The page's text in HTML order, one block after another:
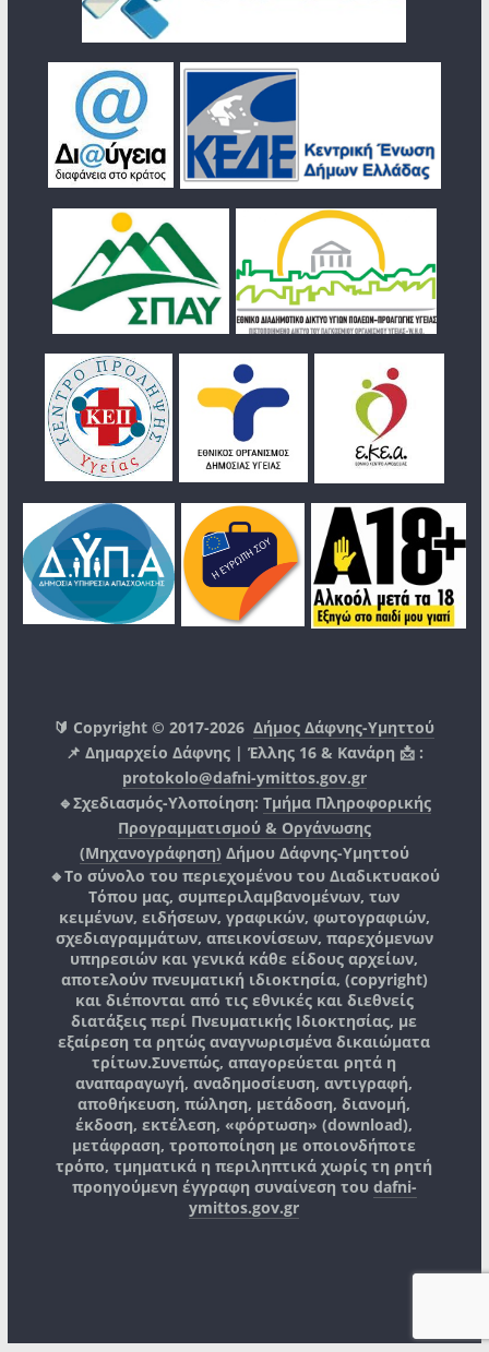
🔰 Copyright © 2017-2026Δήμος Δάφνης-Υμηττού
📌 Δημαρχείο Δάφνης | Έλλης 16 & Κανάρη 📩 :
protokolo@dafni-ymittos.gov.gr
🔹Σχεδιασμός-Υλοποίηση: Τμήμα Πληροφορικής
Προγραμματισμού & Οργάνωσης
(Μηχανογράφηση) Δήμου Δάφνης-Υμηττού
🔸Το σύνολο του περιεχομένου του Διαδικτυακού
Τόπου μας, συμπεριλαμβανομένων, των
κειμένων, ειδήσεων, γραφικών, φωτογραφιών,
σχεδιαγραμμάτων, απεικονίσεων, παρεχόμενων
υπηρεσιών και γενικά κάθε είδους αρχείων,
αποτελούν πνευματική ιδιοκτησία, (copyright)
και διέπονται από τις εθνικές και διεθνείς
διατάξεις περί Πνευματικής Ιδιοκτησίας, με
εξαίρεση τα ρητώς αναγνωρισμένα δικαιώματα
τρίτων.Συνεπώς, απαγορεύεται ρητά η
αναπαραγωγή, αναδημοσίευση, αντιγραφή,
αποθήκευση, πώληση, μετάδοση, διανομή,
έκδοση, εκτέλεση, «φόρτωση» (download),
μετάφραση, τροποποίηση με οποιονδήποτε
τρόπο, τμηματικά η περιληπτικά χωρίς τη ρητή
προηγούμενη έγγραφη συναίνεση του dafni-
ymittos.gov.gr